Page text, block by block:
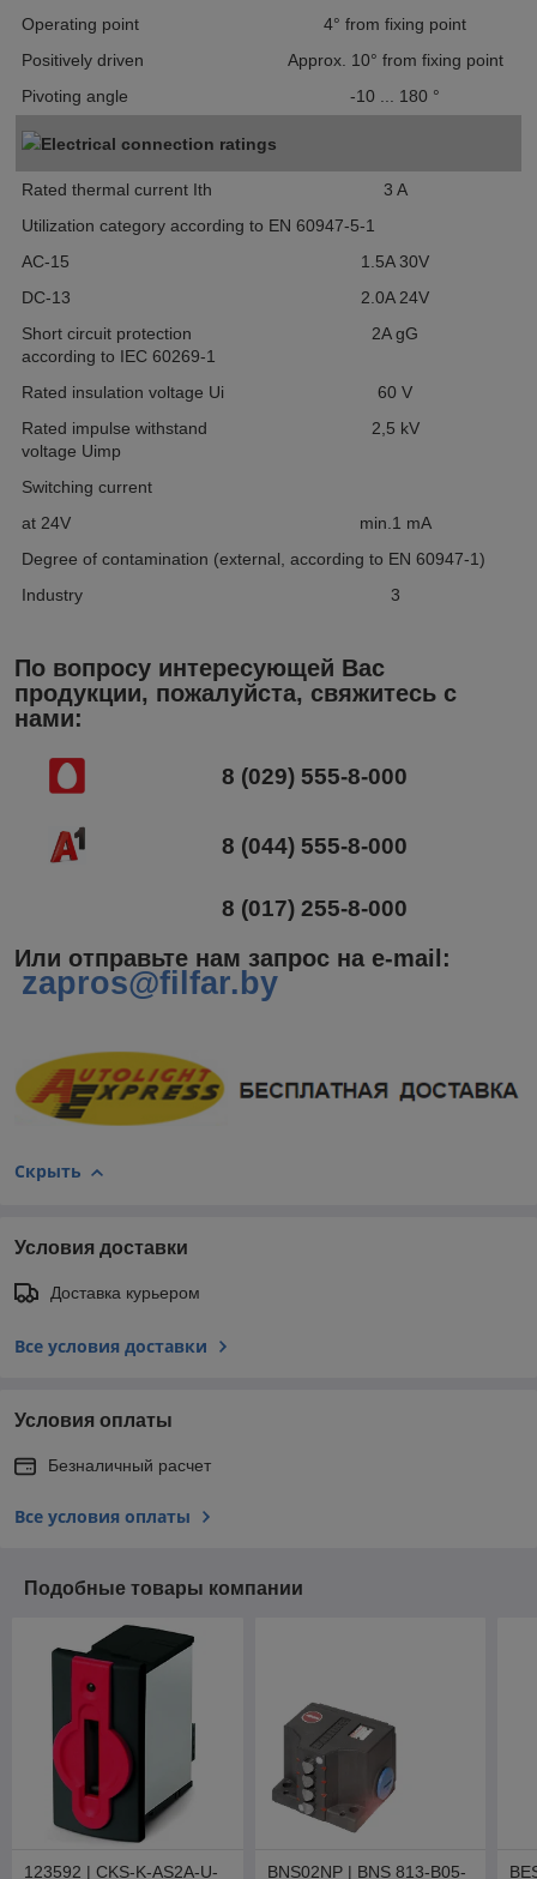
Operating point
4° from fixing point
Positively driven
Approx. 10° from fixing point
Pivoting angle
-10 ... 180 °
Electrical connection ratings
Rated thermal current Ith 3 A
Utilization category according to EN 60947-5-1
AC-15
1.5A 30V
DC-13
2.0A 24V
Short circuit protection
according to IEC 60269-1
2A gG
Rated insulation voltage Ui 60 V
Rated impulse withstand
voltage Uimp
2,5 kV
Switching current
at 24V
min.1 mA
Degree of contamination (external, according to EN 60947-1)
Industry
3
По вопросу интересующей Вас
продукции, пожалуйста, свяжитесь с
нами:
8 (029) 555-8-000
8 (044) 555-8-000
8 (017) 255-8-000
Или отправьте нам запрос на e-mail :
zapros@filfar.by
Скрыть
Условия доставки
Доставка курьером
Все условия доставки
Условия оплаты
Безналичный расчет
Все условия оплаты
Подобные товары компании
123592 | CKS-K-AS2A-U-
BNS02NP | BNS 813-B05-